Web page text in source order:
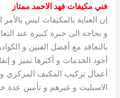
فني مكيفات فهد الاحمد ممتاز
إن العناية بالمكيفات ليس
و بحاجة الى خبرة كبيرة عند
بالتعاقد مع أفضل الفنين و
أجود الخدمات و أكثرها تميز و
أعمال تركيب المكيف
الاسبليت و غيرهم و تأمين عدة